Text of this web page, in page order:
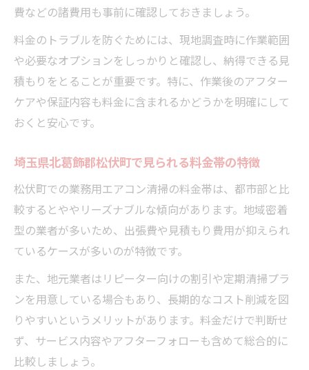
費などの諸費用も事前に確認しておきましょう。
料金のトラブルを防ぐためには、現地調査時に作業範囲
や必要なオプションをしっかりと確認し、納得できる見
積もりをとることが重要です。特に、作業後のアフター
ケアや保証内容も料金に含まれるかどうかを明確にして
おくと安心です。
埼玉県北葛飾郡松伏町で見られる料金帯の特徴
松伏町での業務用エアコン清掃の料金帯は、都市部と比
較するとややリーズナブルな傾向があります。地域密着
型の業者が多いため、出張費や見積もり費用が抑えられ
ているケースが多いのが特徴です。
また、地元業者はリピーター向けの割引や定期清掃プラ
ンを用意している場合もあり、長期的なコスト削減を図
りやすいというメリットがあります。料金だけで判断せ
ず、サービス内容やアフターフォローも含めて総合的に
比較しましょう。